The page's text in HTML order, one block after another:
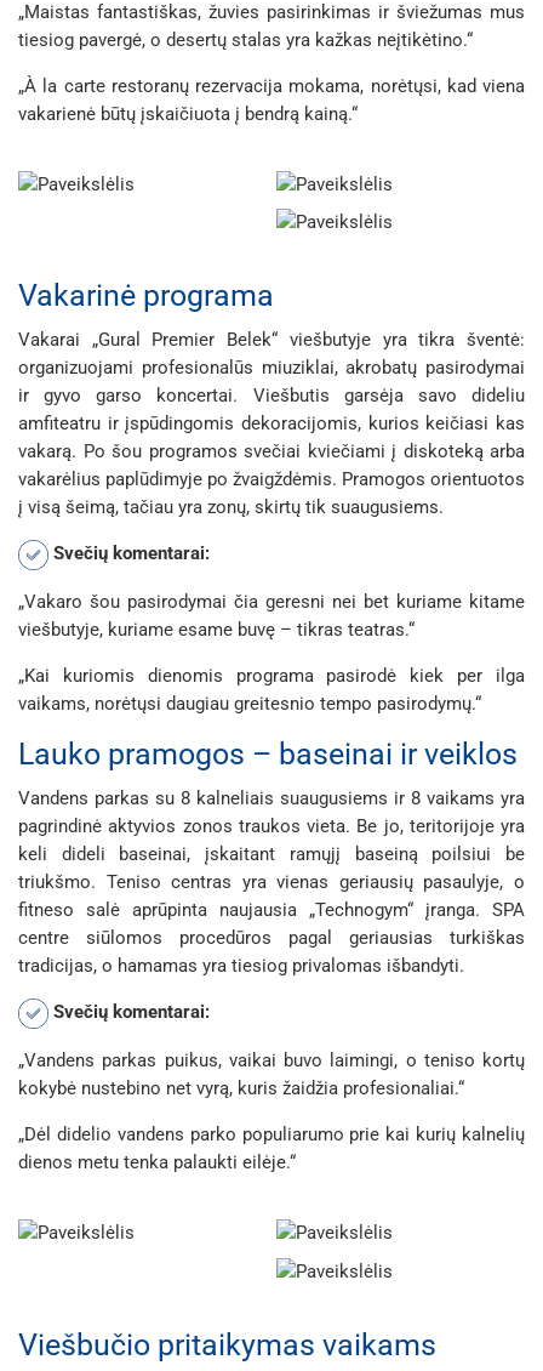
„Maistas fantastiškas, žuvies pasirinkimas ir šviežumas mus
tiesiog pavergė, o desertų stalas yra kažkas neįtikėtino.“
„À la carte restoranų rezervacija mokama, norėtųsi, kad viena
vakarienė būtų įskaičiuota į bendrą kainą.“
Vakarinė programa
Vakarai „Gural Premier Belek“ viešbutyje yra tikra šventė:
organizuojami profesionalūs miuziklai, akrobatų pasirodymai
ir gyvo garso koncertai. Viešbutis garsėja savo dideliu
amfiteatru ir įspūdingomis dekoracijomis, kurios keičiasi kas
vakarą. Po šou programos svečiai kviečiami į diskoteką arba
vakarėlius paplūdimyje po žvaigždėmis. Pramogos orientuotos
į visą šeimą, tačiau yra zonų, skirtų tik suaugusiems.
Svečių komentarai:
„Vakaro šou pasirodymai čia geresni nei bet kuriame kitame
viešbutyje, kuriame esame buvę – tikras teatras.“
„Kai kuriomis dienomis programa pasirodė kiek per ilga
vaikams, norėtųsi daugiau greitesnio tempo pasirodymų.“
Lauko pramogos – baseinai ir veiklos
Vandens parkas su 8 kalneliais suaugusiems ir 8 vaikams yra
pagrindinė aktyvios zonos traukos vieta. Be jo, teritorijoje yra
keli dideli baseinai, įskaitant ramųjį baseiną poilsiui be
triukšmo. Teniso centras yra vienas geriausių pasaulyje, o
fitneso salė aprūpinta naujausia „Technogym“ įranga. SPA
centre siūlomos procedūros pagal geriausias turkiškas
tradicijas, o hamamas yra tiesiog privalomas išbandyti.
Svečių komentarai:
„Vandens parkas puikus, vaikai buvo laimingi, o teniso kortų
kokybė nustebino net vyrą, kuris žaidžia profesionaliai.“
„Dėl didelio vandens parko populiarumo prie kai kurių kalnelių
dienos metu tenka palaukti eilėje.“
Viešbučio pritaikymas vaikams